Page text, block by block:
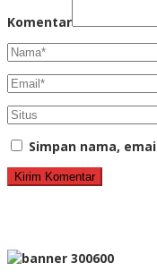
Komentar
Simpan nama,